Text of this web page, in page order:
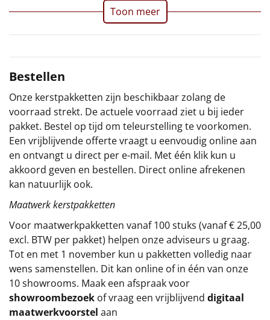
Particulier
Kerstgeschenken 2026
Relatiegeschenken
Cadeaubon
Alle overige
Toon meer
Bestellen
Onze kerstpakketten zijn beschikbaar zolang de
voorraad strekt. De actuele voorraad ziet u bij ieder
pakket. Bestel op tijd om teleurstelling te voorkomen.
Een vrijblijvende offerte vraagt u eenvoudig online aan
en ontvangt u direct per e-mail. Met één klik kun u
akkoord geven en bestellen. Direct online afrekenen
kan natuurlijk ook.
Maatwerk kerstpakketten
Voor maatwerkpakketten vanaf 100 stuks (vanaf € 25,00
excl. BTW per pakket) helpen onze adviseurs u graag.
Tot en met 1 november kun u pakketten volledig naar
wens samenstellen. Dit kan online of in één van onze
10 showrooms. Maak een afspraak voor
showroombezoek of vraag een vrijblijvend digitaal
maatwerkvoorstel aan